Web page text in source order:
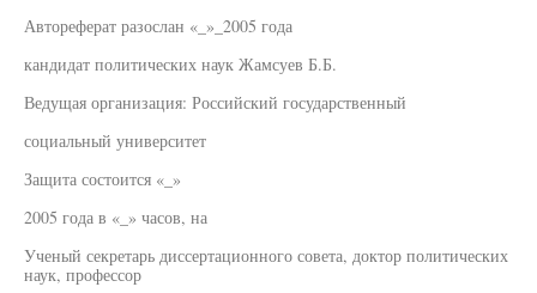
Автореферат разослан «_»_2005 года
кандидат политических наук Жамсуев Б.Б.
Ведущая организация: Российский государственный
социальный университет
Защита состоится «_»
2005 года в «_» часов, на
Ученый секретарь диссертационного совета, доктор политических
наук, профессор